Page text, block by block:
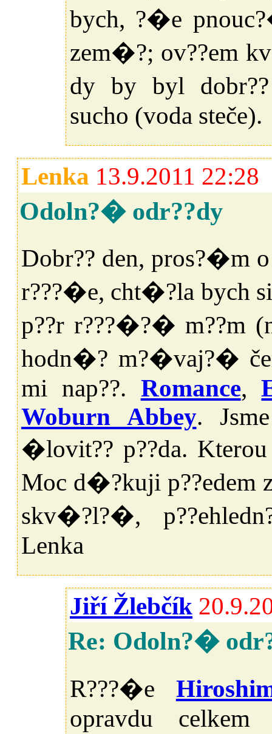
bych, ?�e
zem�?; ov??em
dy by byl
sucho (voda steče).
Lenka 13.9.2011 22:28
Odoln?� odr??dy
Dobr?? den, pros?�m
r???�e, cht�?la bych
p??r r???�?� m??m
hodn�? m?�vaj?�
mi nap??. Romance,
Woburn Abbey.
�lovit?? p??da.
Moc d�?kuji p??edem
skv�?l?�,
Lenka
Jiří Žlebčík
Re: Odoln?�
R???�e
opravdu celkem